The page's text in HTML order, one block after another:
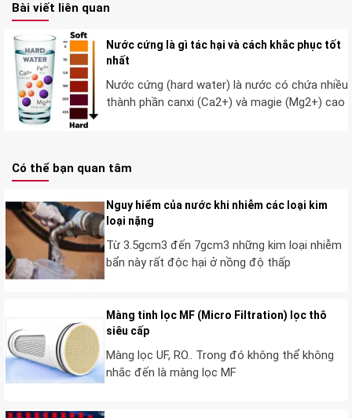
thế nào cho hợp lý để có thể cân bằng không làm
mất toàn bộ khoáng chất Ca và Mg làm cho nước
thay đổi tính chất vật lý dẫn đến gây hại về lâu dài.
Rất nhiều trường hợp cứ nghĩ nhiều là tốt, sử dụng
vô tội vạ hạt cation thành ra nước mất toàn bộ
khoáng Ca và Mg bị axit hóa nồng độ pH giảm lại
Nhưng việc sử dung cho đúng và liều lượng thế
nào thì người dùng không thể cân đo được, không
có cách nào để cho hạt cation chỉ hấp thụ đến
một mức an toàn nào đó là ngưng, ta không thể
điều chỉnh nó được.
tuy rẻ nhưng đã dần bị thay thế bởi phương pháp
làm mềm nước bằng điện phân ion, khoáng chất
Ca và Mg giữ nguyên, nồng độ pH không giảm,
nước không bị axit hóa, không phải cân đo đóng
đếm và mất thời gian bảo trì. Sử dụng phương
Bài viết liên quan
Nước cứng là gì tác hại và cách khắc phục tốt
nhất
Nước cứng (hard water) là nước có chứa nhiều
thành phần canxi (Ca2+) và magie (Mg2+) cao
Có thể bạn quan tâm
Nguy hiểm của nước khi nhiễm các loại kim
loại nặng
Từ 3.5gcm3 đến 7gcm3 những kim loại nhiễm
bẩn này rất độc hại ở nồng độ thấp
Màng tinh lọc MF (Micro Filtration) lọc thô
siêu cấp
Màng lọc UF, RO.. Trong đó không thể không
nhắc đến là màng lọc MF